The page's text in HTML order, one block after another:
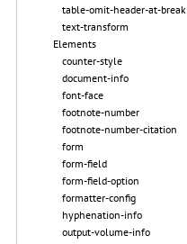
table-omit-header-at-break
text-transform
Elements
counter-style
document-info
font-face
footnote-number
footnote-number-citation
form
form-field
form-field-option
formatter-config
hyphenation-info
output-volume-info